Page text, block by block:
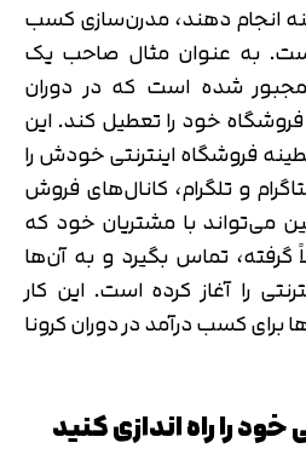
انجام دهند، مدرن‌سازی کسب
به عنوان مثال صاحب یک
شده است که در دوران
خود را تعطیل کند. این
فروشگاه اینترنتی خودش را
و تلگرام، کانال‌های فروش
می‌تواند با مشتریان خود که
گرفته، تماس بگیرد و به آن‌ها
را آغاز کرده است. این کار
برای کسب درآمد در دوران کرونا
تایید کد
شده را وارد کنید
اصلاح شماره
تایید کد
مجدد کد: 00:59